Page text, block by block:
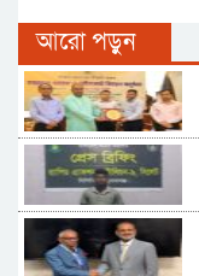
আরো পড়ুন